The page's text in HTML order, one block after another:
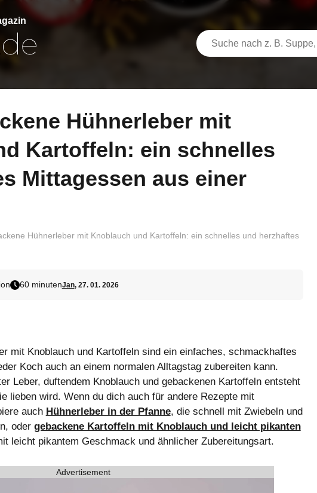
Kartoffeln: ein schnelles
Mittagessen aus einer
Hühnerleber mit Knoblauch und Kartoffeln: ein schnelles und herzhaftes
60 minutenJan, 27. 01. 2026
mit Knoblauch und Kartoffeln sind ein einfaches, schmackhaftes
Koch auch an einem normalen Alltagstag zubereiten kann.
Leber, duftendem Knoblauch und gebackenen Kartoffeln entsteht
lieben wird. Wenn du dich auch für andere Rezepte mit
auch Hühnerleber in der Pfanne, die schnell mit Zwiebeln und
oder gebackene Kartoffeln mit Knoblauch und leicht pikanten
leicht pikantem Geschmack und ähnlicher Zubereitungsart.
Advertisement